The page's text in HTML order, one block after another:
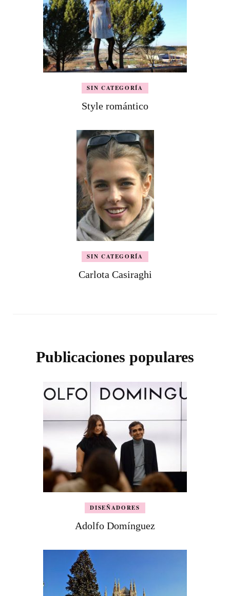
SIN CATEGORÍA
Style romántico
SIN CATEGORÍA
Carlota Casiraghi
Publicaciones populares
DISEÑADORES
Adolfo Domínguez